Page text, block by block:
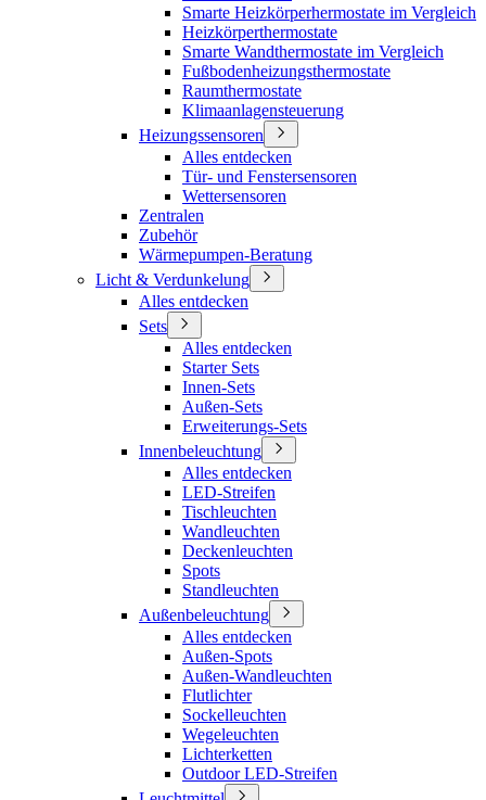
Smarte Heizkörperhermostate im Vergleich
Heizkörperthermostate
Smarte Wandthermostate im Vergleich
Fußbodenheizungsthermostate
Raumthermostate
Klimaanlagensteuerung
Heizungssensoren
Alles entdecken
Tür- und Fenstersensoren
Wettersensoren
Zentralen
Zubehör
Wärmepumpen-Beratung
Licht & Verdunkelung
Alles entdecken
Sets
Alles entdecken
Starter Sets
Innen-Sets
Außen-Sets
Erweiterungs-Sets
Innenbeleuchtung
Alles entdecken
LED-Streifen
Tischleuchten
Wandleuchten
Deckenleuchten
Spots
Standleuchten
Außenbeleuchtung
Alles entdecken
Außen-Spots
Außen-Wandleuchten
Flutlichter
Sockelleuchten
Wegeleuchten
Lichterketten
Outdoor LED-Streifen